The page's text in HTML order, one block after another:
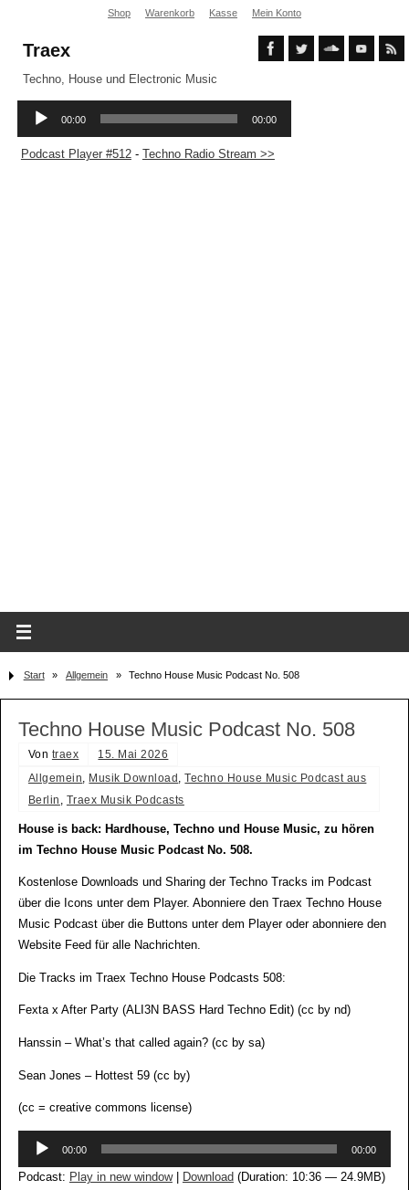
Shop Warenkorb Kasse Mein Konto
Traex
Techno, House und Electronic Music
Podcast Player #512- Techno Radio Stream >>
Start » Allgemein » Techno House Music Podcast No. 508
Techno House Music Podcast No. 508
Von traex
15. Mai 2026
Allgemein
Musik Download ,Techno House Music Podcast aus
Berlin
Traex Musik Podcasts
House is back: Hardhouse, Techno und House Music, zu hören
im Techno House Music Podcast No. 508.
Kostenlose Downloads und Sharing der Techno Tracks im Podcast
über die Icons unter dem Player. Abonniere den Traex Techno House
Music Podcast über die Buttons unter dem Player oder abonniere den
Website Feed für alle Nachrichten.
Die Tracks im Traex Techno House Podcasts 508:
Fexta x After Party (ALI3N BASS Hard Techno Edit) (cc by nd)
Hanssin – What’s that called again? (cc by sa)
Sean Jones – Hottest 59 (cc by)
(cc = creative commons license)
Audio-
00:00 00:00
Podcast: Play in new window| Download (Duration: 10:36 — 24.9MB)